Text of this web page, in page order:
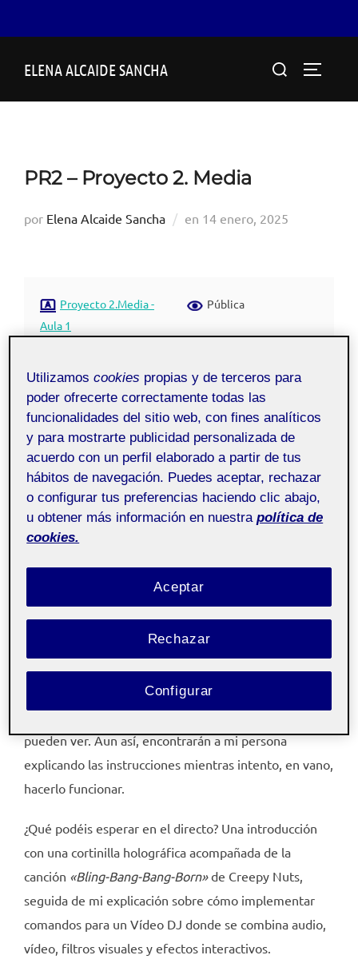
ELENA ALCAIDE SANCHA Buscar:
PR2 – Proyecto 2. Media
por Elena Alcaide Sancha en Publicado
14 enero, 2025
Proyecto 2.Media -
Aula 1
Pública
A todos vosotros… ¡Lo hemos conseguido!
Hemos llegado al final del semestre, y me gustaría
felicitarnos por nuestro esfuerzo en esta asignatura.
Estoy convencida de que todo este trabajo ha valido la
pena.
A continuación, me gustaría compartir con vosotros el
en el curso de Proyecto 2. Media.
Durante la grabación del vídeo en directo surgió un
pequeño problema: si la webcam del OBS estaba
activada, el vídeo del código no se reproducía. A pesar
de este inconveniente técnico, las instrucciones
pueden ver. Aun así, encontrarán a mi persona
explicando las instrucciones mientras intento, en vano,
hacerlo funcionar.
¿Qué podéis esperar en el directo? Una introducción
con una cortinilla holográfica acompañada de la
canción «Bling-Bang-Bang-Born»de Creepy Nuts,
seguida de mi explicación sobre cómo implementar
comandos para un Vídeo DJ donde se combina audio,
vídeo, filtros visuales y efectos interactivos.
Utilizamoscookies propias y de terceros para
poder ofrecerte correctamente todas las
funcionalidades del sitio web, con fines analíticos
y para mostrarte publicidad personalizada de
acuerdo con un perfil elaborado a partir de tus
hábitos de navegación. Puedes aceptar, rechazar
o configurar tus preferencias haciendo clic abajo,
u obtener más información en nuestra política de
cookies.
Rechazar
Aceptar
Configurar